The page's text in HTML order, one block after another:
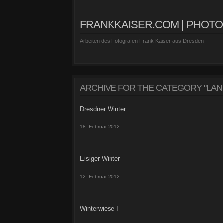
FRANKKAISER.COM |
Arbeiten des Fotografen Frank Kaiser aus Dresden
ARCHIVE FOR THE CATEGORY
Dresdner Winter
18. Februar 2012
Eisiger Winter
12. Februar 2012
Winterwiese I